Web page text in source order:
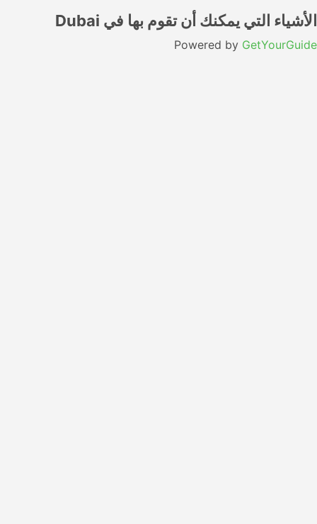
الأشياء التي يمكنك أن تقوم بها في Dubai
Powered by GetYourGuide